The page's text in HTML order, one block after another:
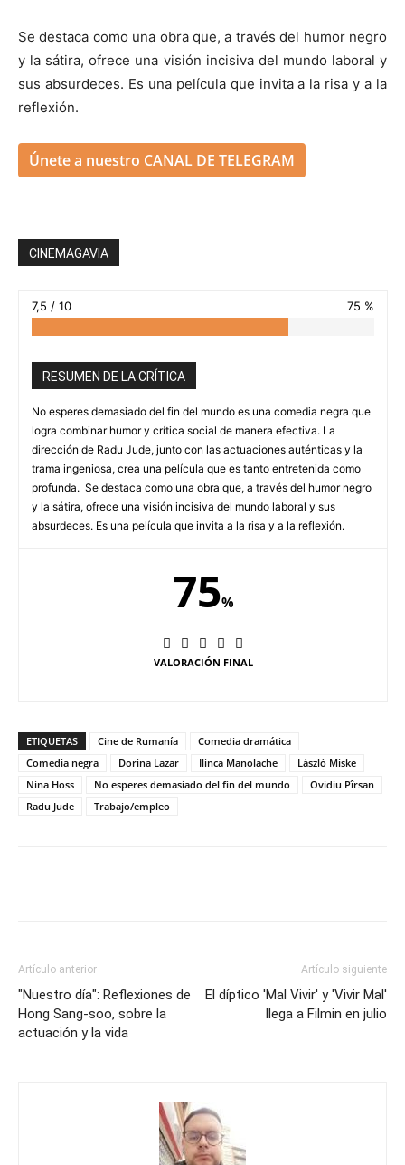
Se destaca como una obra que, a través del humor negro
y la sátira, ofrece una visión incisiva del mundo laboral y
sus absurdeces. Es una película que invita a la risa y a la
reflexión.
Únete a nuestro CANAL DE TELEGRAM
CINEMAGAVIA
7,5 / 10 75 %
RESUMEN DE LA CRÍTICA
No esperes demasiado del fin del mundo es una comedia negra que
logra combinar humor y crítica social de manera efectiva. La
dirección de Radu Jude, junto con las actuaciones auténticas y la
trama ingeniosa, crea una película que es tanto entretenida como
profunda. Se destaca como una obra que, a través del humor negro
y la sátira, ofrece una visión incisiva del mundo laboral y sus
absurdeces. Es una película que invita a la risa y a la reflexión.
75%
VALORACIÓN FINAL
ETIQUETAS Cine de Rumanía
Comedia dramática
Comedia negra
Dorina Lazar Ilinca Manolache
László Miske
Nina Hoss
No esperes demasiado del fin del mundo
Ovidiu Pîrsan
Radu Jude
Trabajo/empleo
Artículo anterior
"Nuestro día": Reflexiones de
Hong Sang-soo, sobre la
actuación y la vida
Artículo siguiente
El díptico 'Mal Vivir' y 'Vivir Mal'
llega a Filmin en julio